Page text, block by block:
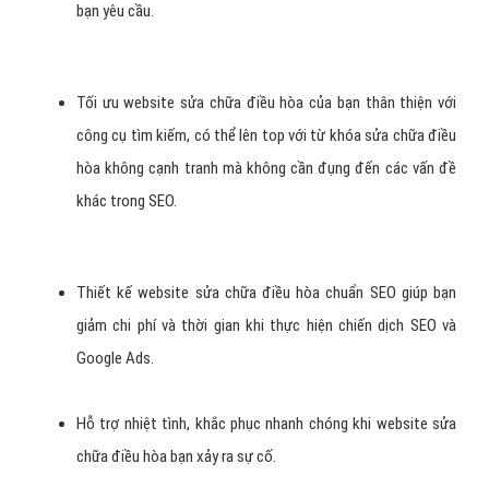
bạn yêu cầu.
Tối ưu website sửa chữa điều hòa của bạn thân thiện với
công cụ tìm kiếm, có thể lên top với từ khóa sửa chữa điều
hòa không cạnh tranh mà không cần đụng đến các vấn đề
khác trong SEO.
Thiết kế website sửa chữa điều hòa chuẩn SEO giúp bạn
giảm chi phí và thời gian khi thực hiện chiến dịch SEO và
Google Ads.
Hỗ trợ nhiệt tình, khắc phục nhanh chóng khi website sửa
chữa điều hòa bạn xảy ra sự cố.